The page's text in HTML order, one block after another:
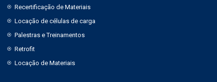
Recertificação de Materiais
Locação de células de carga
Palestras e Treinamentos
Retrofit
Locação de Materiais